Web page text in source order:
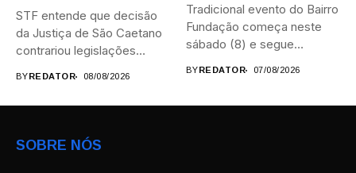
STF entende que decisão
da Justiça de São Caetano
contrariou legislações
BYREDATOR 08/08/2026
Tradicional evento do Bairro
Fundação começa neste
sábado (8) e segue
BYREDATOR 07/08/2026
SOBRE NÓS